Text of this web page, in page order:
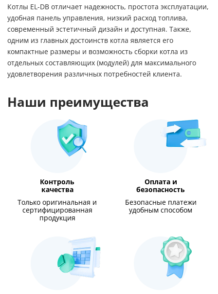
Котлы EL-DB отличает надежность, простота эксплуатации,
удобная панель управления, низкий расход топлива,
современный эстетичный дизайн и доступная. Также,
одним из главных достоинств котла является его
компактные размеры и возможность сборки котла из
отдельных составляющих (модулей) для максимального
удовлетворения различных потребностей клиента.
Наши преимущества
Контроль
качества
Только оригинальная и
сертифицированная
продукция
Оплата и
безопасность
Безопасные платежи
удобным способом